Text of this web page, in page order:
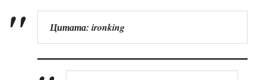
Цитата: ironking